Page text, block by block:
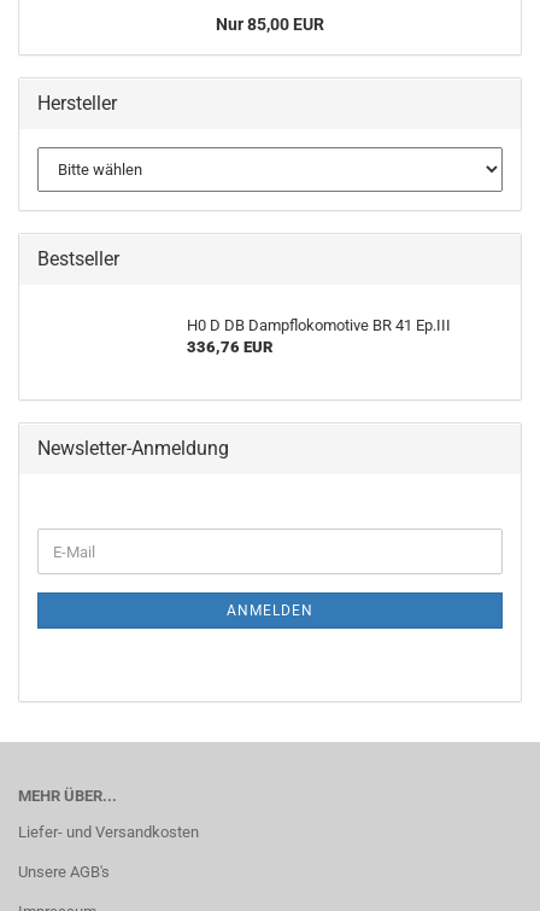
Nur 85,00 EUR
Hersteller
Bestseller
H0 D DB Dampflokomotive BR 41 Ep.III
336,76 EUR
Newsletter-Anmeldung
ZUR
E-
Mail
ANMELDEN
MEHR ÜBER...
Liefer- und Versandkosten
Unsere AGB's